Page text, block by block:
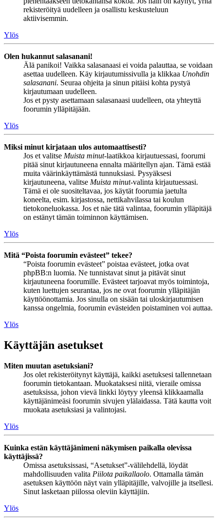
rekisteröityä uudelleen ja osallistu keskusteluun
aktiivisemmin.
Ylös
Olen hukannut salasanani!
Älä panikoi! Vaikka salasanaasi ei voida palauttaa, se voidaan
asettaa uudelleen. Käy kirjautumissivulla ja klikkaa Unohdin
salasanani. Seuraa ohjeita ja sinun pitäisi kohta pystyä
kirjautumaan uudelleen.
Jos et pysty asettamaan salasanaasi uudelleen, ota yhteyttä
foorumin ylläpitäjään.
Ylös
Miksi minut kirjataan ulos automaattisesti?
Jos et valitse Muista minut-laatikkoa kirjautuessasi, foorumi
pitää sinut kirjautuneena ennalta määritellyn ajan. Tämä estää
muita väärinkäyttämästä tunnuksiasi. Pysyäksesi
kirjautuneena, valitse Muista minut-valinta kirjautuessasi.
Tämä ei ole suositeltavaa, jos käytät foorumia jaetulta
koneelta, esim. kirjastossa, nettikahvilassa tai koulun
tietokoneluokassa. Jos et näe tätä valintaa, foorumin ylläpitäjä
on estänyt tämän toiminnon käyttämisen.
Ylös
Mitä “Poista foorumin evästeet” tekee?
“Poista foorumin evästeet” poistaa evästeet, jotka ovat
phpBB:n luomia. Ne tunnistavat sinut ja pitävät sinut
kirjautuneena foorumille. Evästeet tarjoavat myös toimintoja,
kuten luettujen seurantaa, jos ne ovat foorumin ylläpitäjän
käyttöönottamia. Jos sinulla on sisään tai uloskirjautumisen
kanssa ongelmia, foorumin evästeiden poistaminen voi auttaa.
Ylös
Käyttäjän asetukset
Miten muutan asetuksiani?
Jos olet rekisteröitynyt käyttäjä, kaikki asetuksesi tallennetaan
foorumin tietokantaan. Muokataksesi niitä, vieraile omissa
asetuksissa, johon vievä linkki löytyy yleensä klikkaamalla
käyttäjänimeäsi foorumin sivujen ylälaidassa. Tätä kautta voit
muokata asetuksiasi ja valintojasi.
Ylös
Kuinka estän käyttäjänimeni näkymisen paikalla olevissa
käyttäjissä?
Omissa asetuksissasi, “Asetukset”-välilehdellä, löydät
mahdollisuuden valita Piilota paikallaolo. Ottamalla tämän
asetuksen käyttöön näyt vain ylläpitäjille, valvojille ja itsellesi.
Sinut lasketaan piilossa oleviin käyttäjiin.
Ylös